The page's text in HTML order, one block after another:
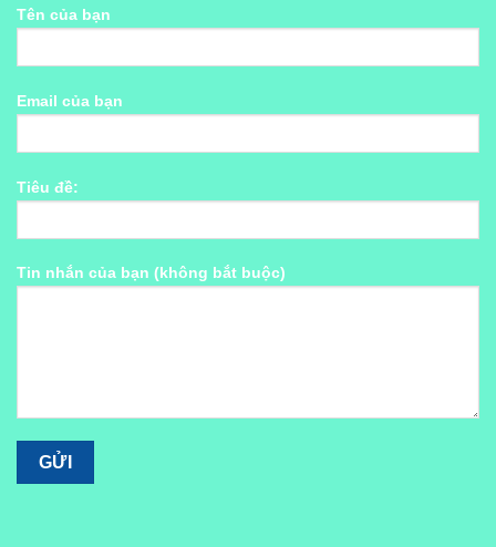
Tên của bạn
Email của bạn
Tiêu đề:
Tin nhắn của bạn (không bắt buộc)